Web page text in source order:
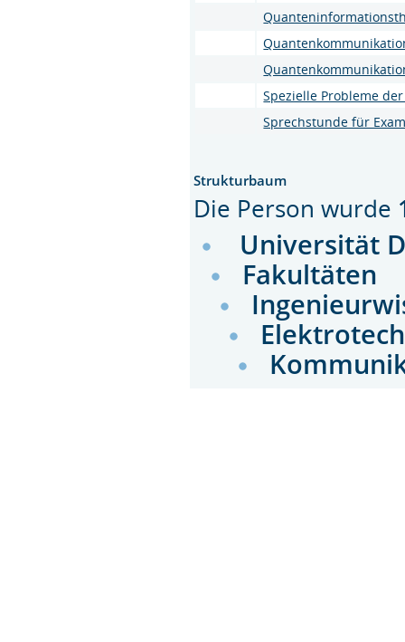
Spezielle Probleme
Sprechstunde für
Strukturbaum
Die Person wurde
Universität
Fakultäten